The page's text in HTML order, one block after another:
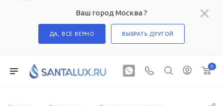
Ваш город Москва ?
ДА, ВСЕ ВЕРНО ВЫБРАТЬ ДРУГОЙ
0